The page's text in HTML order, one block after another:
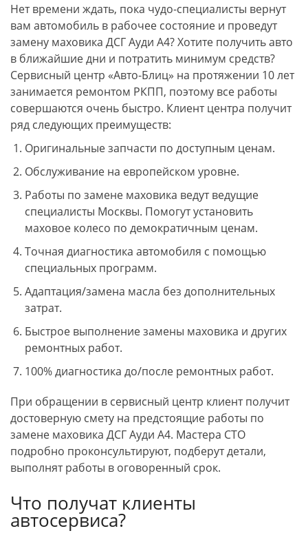
Нет времени ждать, пока чудо-специалисты вернут
вам автомобиль в рабочее состояние и проведут
замену маховика ДСГ Ауди А4? Хотите получить авто
в ближайшие дни и потратить минимум средств?
Сервисный центр «Авто-Блиц» на протяжении 10 лет
занимается ремонтом РКПП, поэтому все работы
совершаются очень быстро. Клиент центра получит
ряд следующих преимуществ:
Оригинальные запчасти по доступным ценам.
Обслуживание на европейском уровне.
Работы по замене маховика ведут ведущие
специалисты Москвы. Помогут установить
маховое колесо по демократичным ценам.
Точная диагностика автомобиля с помощью
специальных программ.
Адаптация/замена масла без дополнительных
затрат.
Быстрое выполнение замены маховика и других
ремонтных работ.
100% диагностика до/после ремонтных работ.
При обращении в сервисный центр клиент получит
достоверную смету на предстоящие работы по
замене маховика ДСГ Ауди А4. Мастера СТО
подробно проконсультируют, подберут детали,
выполнят работы в оговоренный срок.
Что получат клиенты
автосервиса?